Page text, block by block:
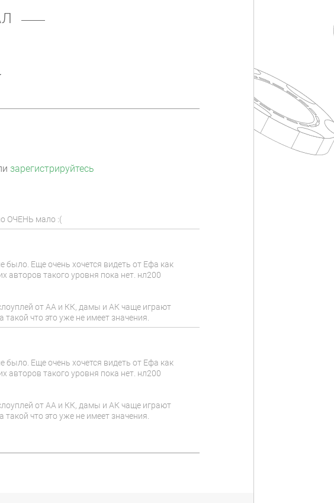
зарегистрируйтесь
ОЧЕНЬ мало :(
Еще очень хочется видеть от Ефа как
авторов такого уровня пока нет. нл200
от АА и КК, дамы и АК чаще играют
что это уже не имеет значения.
Еще очень хочется видеть от Ефа как
авторов такого уровня пока нет. нл200
от АА и КК, дамы и АК чаще играют
что это уже не имеет значения.